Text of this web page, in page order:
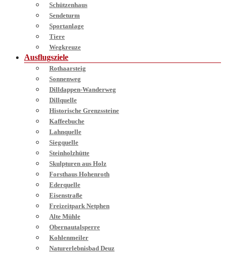
Schützenhaus
Sendeturm
Sportanlage
Tiere
Wegkreuze
Ausflugsziele
Rothaarsteig
Sonnenweg
Dilldappen-Wanderweg
Dillquelle
Historische Grenzssteine
Kaffeebuche
Lahnquelle
Siegquelle
Steinholzhütte
Skulpturen aus Holz
Forsthaus Hohenroth
Ederquelle
Eisenstraße
Freizeitpark Netphen
Alte Mühle
Obernautalsperre
Kohlenmeiler
Naturerlebnisbad Deuz